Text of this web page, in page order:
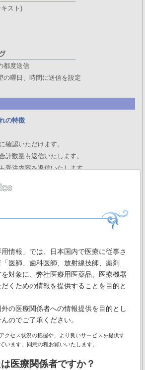
スト)
都度送信
の曜日、時間に送信を設定
の特徴
確認いただけます。
計数量も返信いたします。
受注内容を返信いたします。
者名を表示しています。
するため数量の履歴が無く確認が容易です。
返信する・しない」の設定が可能です。
ターンの複数登録が可能
できます。
メールで送信いたします。
情報」では、日本国内で医療に従事さ
医師、歯科医師、放射線技師、薬剤
対象に、弊社医療用医薬品、医療機器
くための情報を提供することを目的と
の医療関係者への情報提供を目的とし
のでご了承ください。
クセス状況の把握や、より良いサービスを提供す
います。同意の程お願いいたします。
医療関係者ですか？